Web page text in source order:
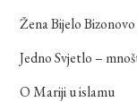
Žena Bijelo
Jedno Svjetlo –
O Mariji u islamu